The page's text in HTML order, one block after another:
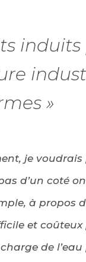
»
je voudrais
d’un coté
à propos
et coûteux
de l’eau